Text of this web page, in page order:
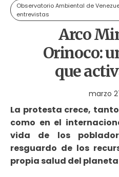
Observatorio Ambiental de
entrevistas
Arco
Orinoco:
que
marzo
La protesta crece,
como en el
vida de los
resguardo de los
propia salud del